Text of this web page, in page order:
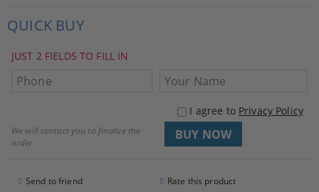
QUICK BUY
JUST 2 FIELDS TO FILL IN
I agree to Privacy Policy
We will contact you to finalize the
order
Send to friend Rate this product